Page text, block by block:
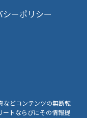
シーポリシー
などコンテンツの無断転
ートならびにその情報提